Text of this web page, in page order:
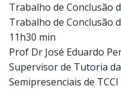
Trabalho de Conclusão
Trabalho de Conclusão
11h30 min
Prof Dr José Eduardo
Supervisor de Tutoria
Semipresenciai​s de TCCI